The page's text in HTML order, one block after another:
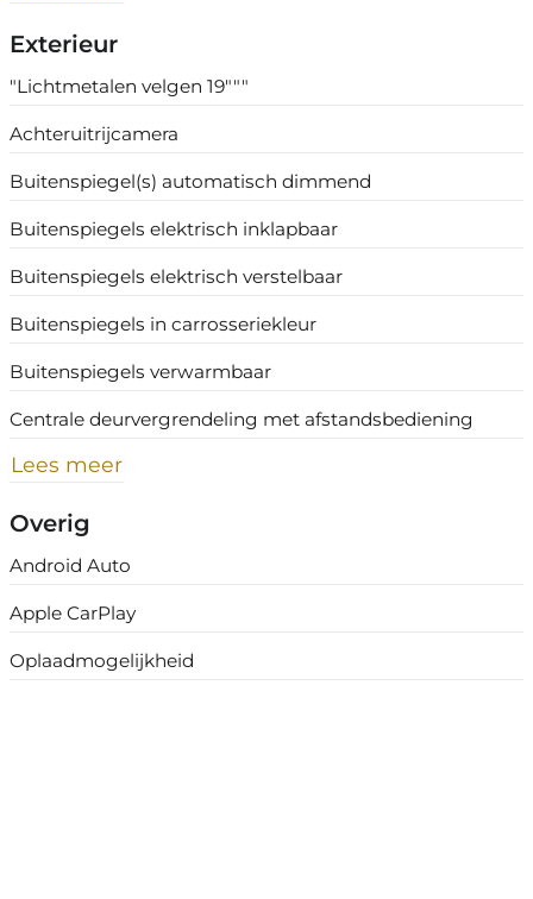
Exterieur
"Lichtmetalen velgen 19"""
Achteruitrijcamera
Buitenspiegel(s) automatisch dimmend
Buitenspiegels elektrisch inklapbaar
Buitenspiegels elektrisch verstelbaar
Buitenspiegels in carrosseriekleur
Buitenspiegels verwarmbaar
Centrale deurvergrendeling met afstandsbediening
Lees meer
Overig
Android Auto
Apple CarPlay
Oplaadmogelijkheid